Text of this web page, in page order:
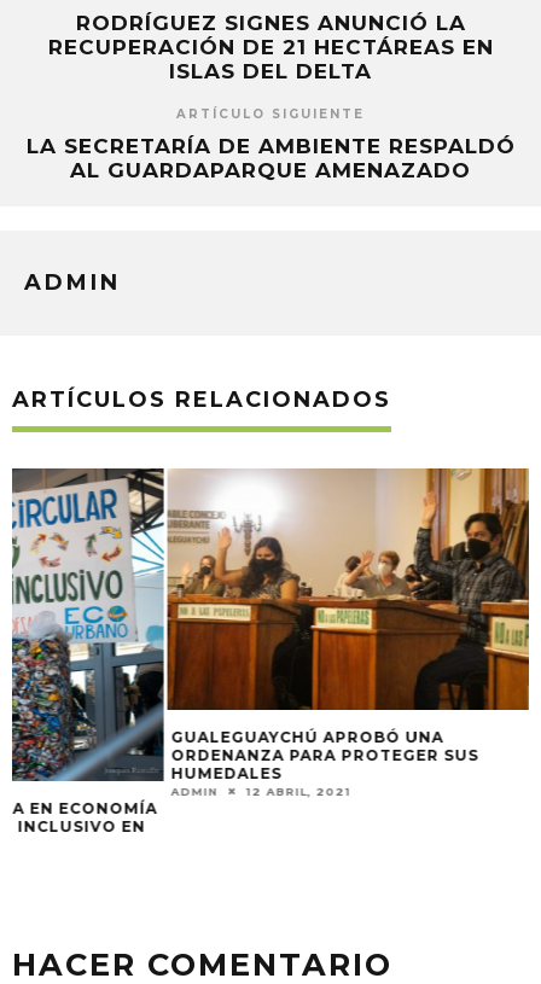
RODRÍGUEZ SIGNES ANUNCIÓ LA
RECUPERACIÓN DE 21 HECTÁREAS EN
ISLAS DEL DELTA
ARTÍCULO SIGUIENTE
LA SECRETARÍA DE AMBIENTE RESPALDÓ
AL GUARDAPARQUE AMENAZADO
ADMIN
ARTÍCULOS RELACIONADOS
GUALEGUAYCHÚ APROBÓ UNA
ORDENANZA PARA PROTEGER SUS
HUMEDALES
12 ABRIL, 2021
ENCUENTRO DE
PRODUCTOS
HACER COMENTARIO